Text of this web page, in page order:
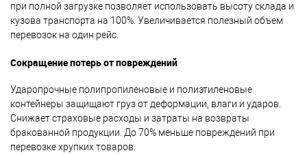
при полной загрузке позволяет использовать высоту склада и
кузова транспорта на 100%. Увеличивается полезный объем
перевозок на один рейс.
Сокращение потерь от повреждений
Ударопрочные полипропиленовые и полиэтиленовые
контейнеры защищают груз от деформации, влаги и ударов.
Снижает страховые расходы и затраты на возвраты
бракованной продукции. До 70% меньше повреждений при
перевозке хрупких товаров.